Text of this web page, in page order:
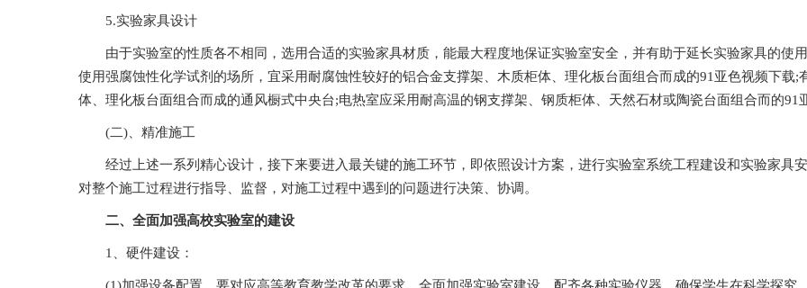
5.实验家具设计
由于实验室的性质各不相同，选用合适的实验家具材质，能最大程度地保证实验室安全，并有助于延长实验家具的使用
使用强腐蚀性化学试剂的场所，宜采用耐腐蚀性较好的铝合金支撑架、木质柜体、理化板台面组合而成的91亚色视频下
体、理化板台面组合而成的通风橱式中央台;电热室应采用耐高温的钢支撑架、钢质柜体、天然石材或陶瓷台面组合而的91
(二)、精准施工
经过上述一系列精心设计，接下来要进入最关键的施工环节，即依照设计方案，进行实验室系统工程建设和实验家具
对整个施工过程进行指导、监督，对施工过程中遇到的问题进行决策、协调。
二、全面加强高校实验室的建设
1、硬件建设：